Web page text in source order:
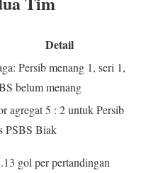
Detail
Persib menang 1, seri 1,
belum menang
agregat 5 : 2 untuk Persib
PSBS Biak
gol per pertandingan